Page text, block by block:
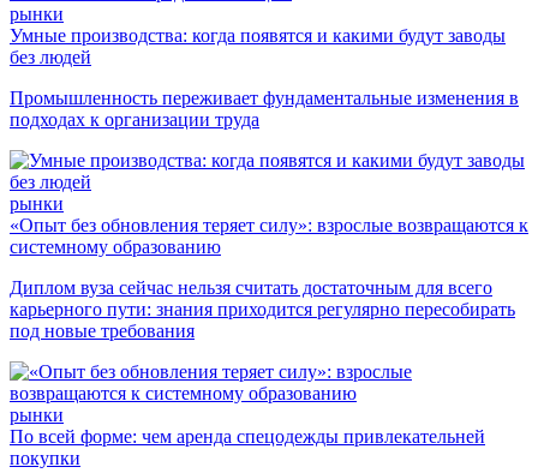
рынки
Умные производства: когда появятся и какими будут заводы
без людей
Промышленность переживает фундаментальные изменения в
подходах к организации труда
рынки
«Опыт без обновления теряет силу»: взрослые возвращаются к
системному образованию
Диплом вуза сейчас нельзя считать достаточным для всего
карьерного пути: знания приходится регулярно пересобирать
под новые требования
рынки
По всей форме: чем аренда спецодежды привлекательней
покупки